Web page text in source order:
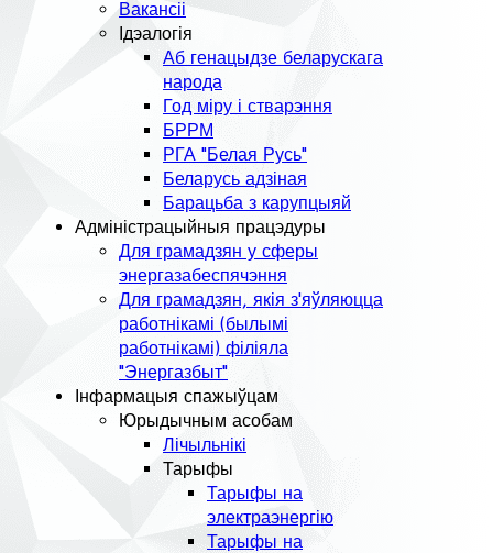
Вакансіі
Ідэалогія
Аб генацыдзе беларускага
народа
Год міру і стварэння
БРРМ
РГА "Белая Русь"
Беларусь адзіная
Барацьба з карупцыяй
Адміністрацыйныя працэдуры
Для грамадзян у сферы
энергазабеспячэння
Для грамадзян, якія з'яўляюцца
работнікамі (былымі
работнікамі) філіяла
"Энергазбыт"
Інфармацыя спажыўцам
Юрыдычным асобам
Лічыльнікі
Тарыфы
Тарыфы на
электраэнергію
Тарыфы на